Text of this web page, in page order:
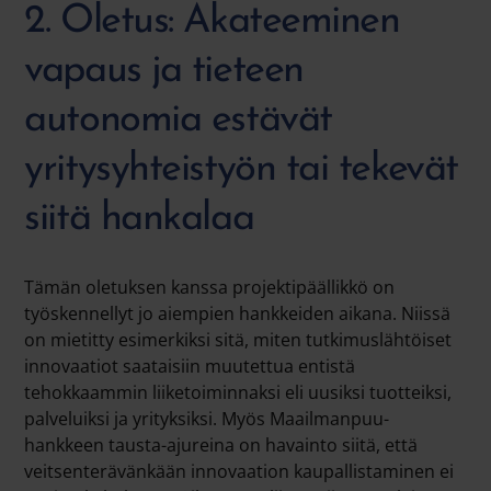
2. Oletus: Akateeminen
vapaus ja tieteen
autonomia estävät
yritysyhteistyön tai tekevät
siitä hankalaa
Tämän oletuksen kanssa projektipäällikkö on
työskennellyt jo aiempien hankkeiden aikana. Niissä
on mietitty esimerkiksi sitä, miten tutkimuslähtöiset
innovaatiot saataisiin muutettua entistä
tehokkaammin liiketoiminnaksi eli uusiksi tuotteiksi,
palveluiksi ja yrityksiksi. Myös Maailmanpuu-
hankkeen tausta-ajureina on havainto siitä, että
veitsenterävänkään innovaation kaupallistaminen ei